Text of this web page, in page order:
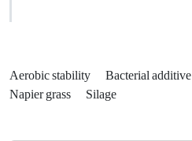
Aerobic stability Bacterial additive
Napier grass
Silage